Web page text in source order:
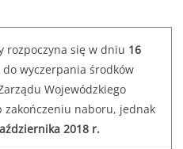
rozpoczyna się w dniu 16
wyczerpania środków
Wojewódzkiego
zakończeniu naboru, jednak
2018 r.